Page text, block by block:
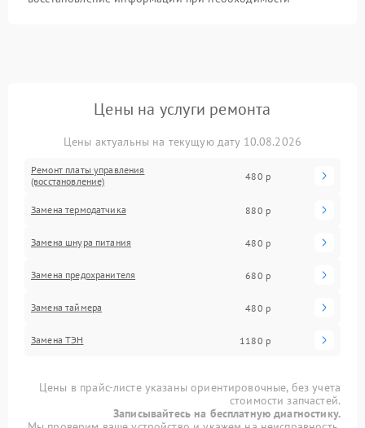
Цены на услуги ремонта
Цены актуальны на текущую дату 10.08.2026
Ремонт платы управления
(восстановление)
480 р
Замена термодатчика 880 р
Замена шнура питания 480 р
Замена предохранителя 680 р
Замена таймера 480 р
Замена ТЭН 1180 р
Цены в прайс-листе указаны ориентировочные, без учета
стоимости запчастей.
Записывайтесь на бесплатную диагностику.